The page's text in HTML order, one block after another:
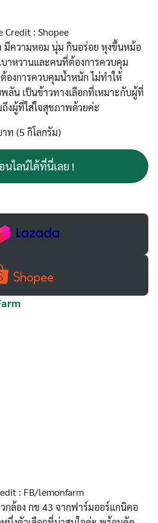
Credit : Shopee
มีความหอม นุ่ม กินอร่อย หุงขึ้นหม้อ
บาหวานและคนที่ต้องการควบคุม
งการควบคุมน้ำหนัก ไม่ทำให้
ลัน เป็นข้าวทางเลือกที่เหมาะกับผู้ที่
งผู้ที่ใส่ใจสุขภาพด้วยค่ะ
ท (5 กิโลกรัม)
ไลน์ได้ที่นี่เลย !
: FB/lemonfarm
กล้อง กข 43 จากฟาร์มออร์แกนิคอ